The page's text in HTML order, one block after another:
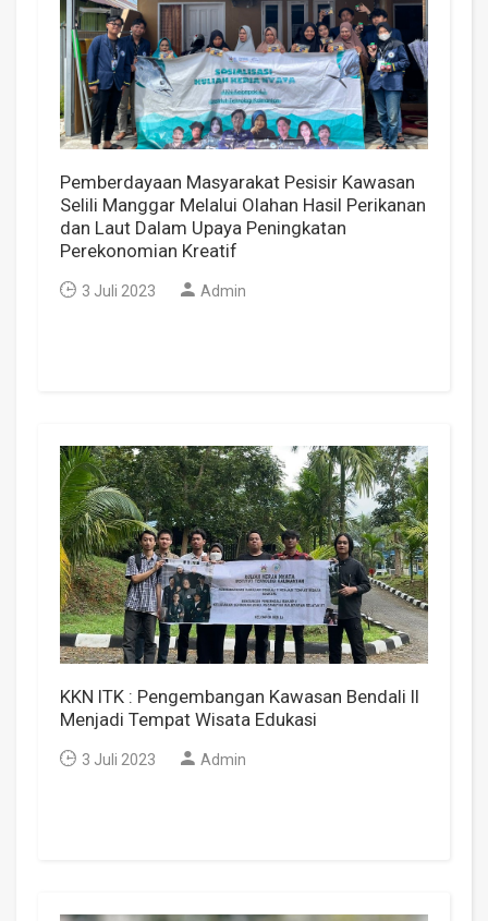
Pemberdayaan Masyarakat Pesisir Kawasan
Selili Manggar Melalui Olahan Hasil Perikanan
dan Laut Dalam Upaya Peningkatan
Perekonomian Kreatif
3 Juli 2023 Admin
KKN ITK : Pengembangan Kawasan Bendali II
Menjadi Tempat Wisata Edukasi
3 Juli 2023 Admin